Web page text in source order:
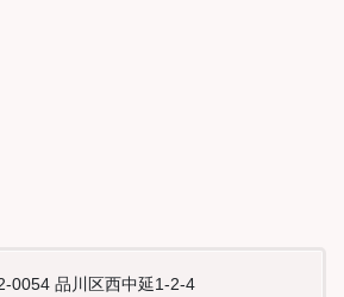
0054 品川区西中延1-2-4